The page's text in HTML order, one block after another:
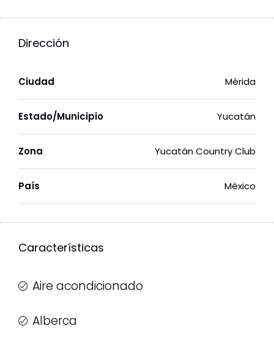
Dirección
Ciudad Mérida
Estado/Municipio Yucatán
Zona Yucatán Country Club
País México
Características
Aire acondicionado
Alberca